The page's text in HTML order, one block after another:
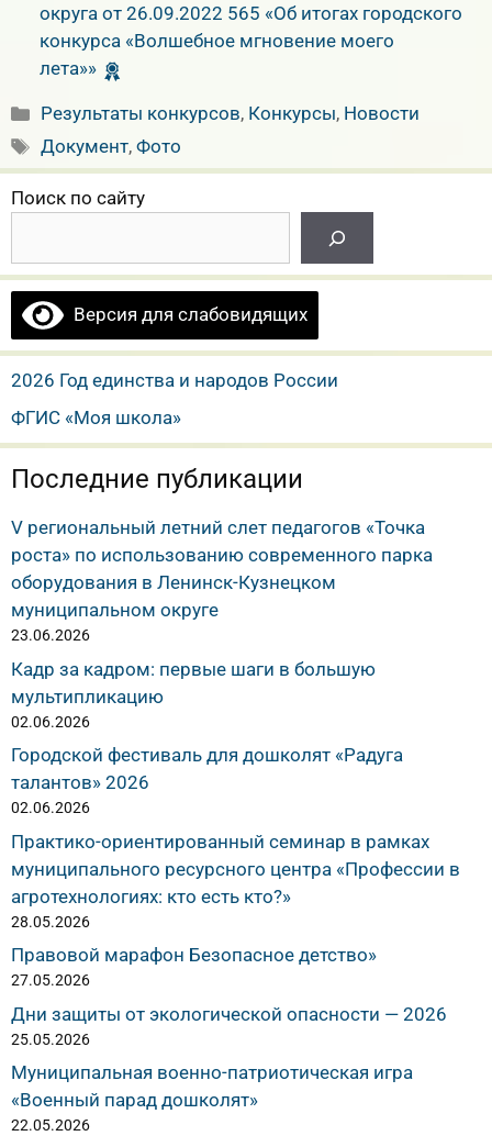
округа от 26.09.2022 565 «Об итогах городского
конкурса «Волшебное мгновение моего
лета»»
Рубрики
Результаты конкурсов, Конкурсы, Новости
Метки
Документ,Фото
Поиск по сайту
Версия для слабовидящих
2026 Год единства и народов России
ФГИС «Моя школа»
Последние публикации
V региональный летний слет педагогов «Точка
роста» по использованию современного парка
оборудования в Ленинск-Кузнецком
муниципальном округе
23.06.2026
Кадр за кадром: первые шаги в большую
мультипликацию
02.06.2026
Городской фестиваль для дошколят «Радуга
талантов» 2026
02.06.2026
Практико-ориентированный семинар в рамках
муниципального ресурсного центра «Профессии в
агротехнологиях: кто есть кто?»
28.05.2026
Правовой марафон Безопасное детство»
27.05.2026
Дни защиты от экологической опасности — 2026
25.05.2026
Муниципальная военно-патриотическая игра
«Военный парад дошколят»
22.05.2026